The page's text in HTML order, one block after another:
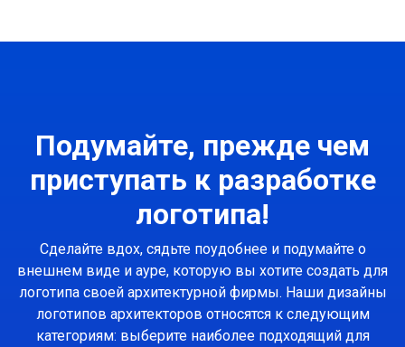
Подумайте, прежде чем
приступать к разработке
логотипа!
Сделайте вдох, сядьте поудобнее и подумайте о
внешнем виде и ауре, которую вы хотите создать для
логотипа своей архитектурной фирмы. Наши дизайны
логотипов архитекторов относятся к следующим
категориям: выберите наиболее подходящий для